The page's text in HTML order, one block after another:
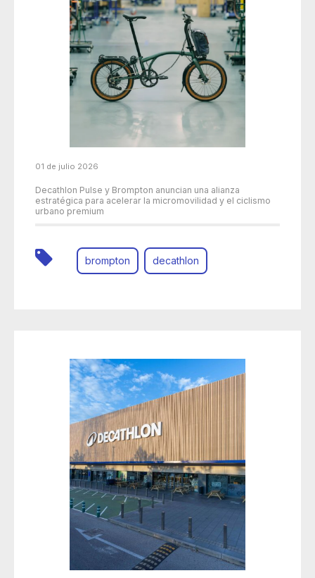
01 de julio 2026
Decathlon Pulse y Brompton anuncian una alianza
estratégica para acelerar la micromovilidad y el ciclismo
urbano premium
brompton decathlon